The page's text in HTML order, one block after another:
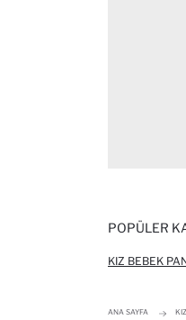
POPÜLER
KIZ BEBEK
ANA SAYFA